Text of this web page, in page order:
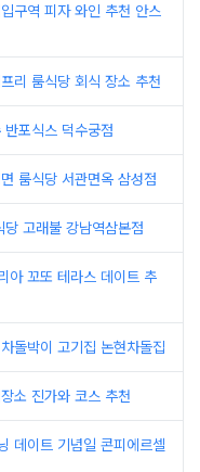
구역 피자 와인 추천 안스
리 룸식당 회식 장소 추천
포식스 덕수궁점
룸식당 서관면옥 삼성점
고래불 강남역삼본점
아 꼬또 테라스 데이트 추
돌박이 고기집 논현차돌집
소 진가와 코스 추천
데이트 기념일 콘피에르셀